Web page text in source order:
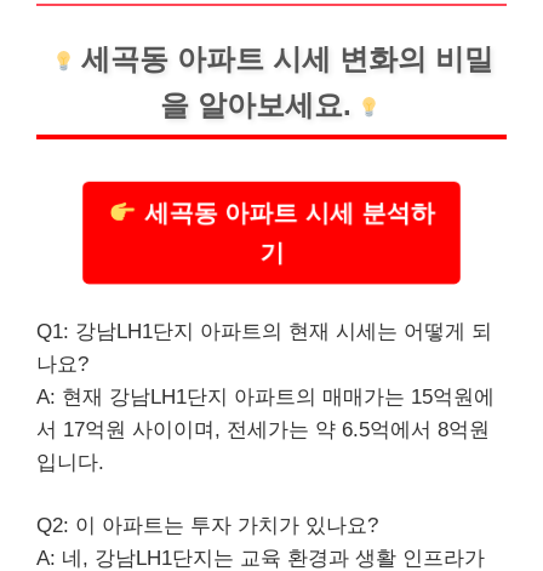
세곡동 아파트 시세 변화의 비밀
을 알아보세요.
세곡동 아파트 시세 분석하
기
Q1: 강남LH1단지 아파트의 현재 시세는 어떻게 되
나요?
A: 현재 강남LH1단지 아파트의 매매가는 15억원에
서 17억원 사이이며, 전세가는 약 6.5억에서 8억원
입니다.
Q2: 이 아파트는 투자 가치가 있나요?
A: 네, 강남LH1단지는 교육 환경과 생활 인프라가